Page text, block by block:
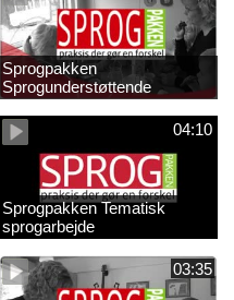
Sprogpakken
Sprogunderstøttende
strategier 01 2
04:10
Sprogpakken Tematisk
sprogarbejde
03:35